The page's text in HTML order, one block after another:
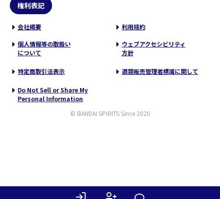
権利表記
会社概要 利用規約
個人情報等の取扱い
について
ウェブアクセシビリティ
方針
特定商取引法表示 酒類販売管理者標識に関して
Do Not Sell or Share My
Personal Information
© BANDAI SPIRITS Since 2020